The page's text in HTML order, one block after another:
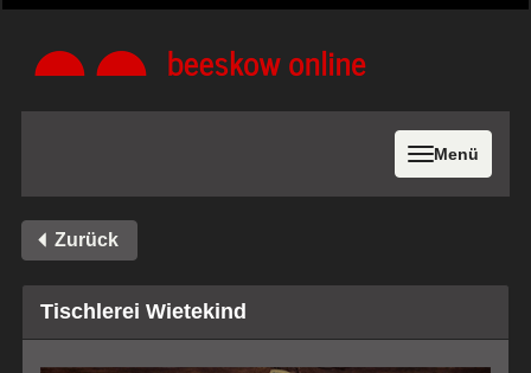
Menü
Zurück
Tischlerei Wietekind